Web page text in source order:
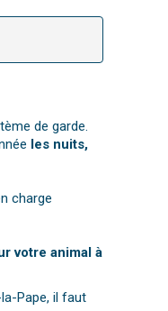
de garde.
les nuits,
charge
votre animal à
Pape, il faut